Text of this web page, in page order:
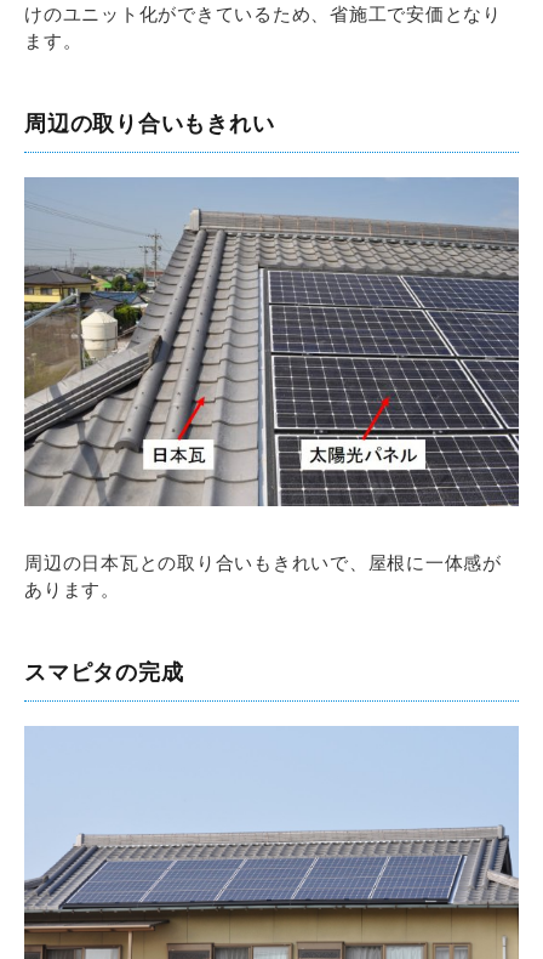
けのユニット化ができているため、省施工で安価となり
ます。
周辺の取り合いもきれい
周辺の日本瓦との取り合いもきれいで、屋根に一体感が
あります。
スマピタの完成